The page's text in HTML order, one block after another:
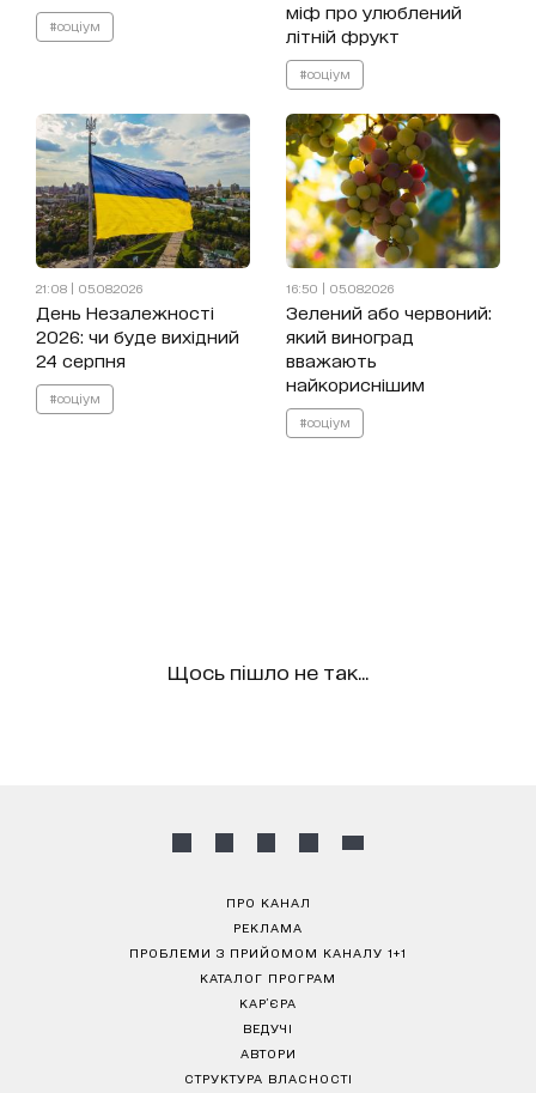
#соціум
міф про улюблений
літній фрукт
#соціум
21:08 | 05.08.2026
День Незалежності
2026: чи буде вихідний
24 серпня
#соціум
16:50 | 05.08.2026
Зелений або червоний:
який виноград
вважають
найкориснішим
#соціум
Щось пішло не так...
ПРО КАНАЛ
РЕКЛАМА
ПРОБЛЕМИ З ПРИЙОМОМ КАНАЛУ 1+1
КАТАЛОГ ПРОГРАМ
КАР’ЄРА
ВЕДУЧІ
АВТОРИ
СТРУКТУРА ВЛАСНОСТІ